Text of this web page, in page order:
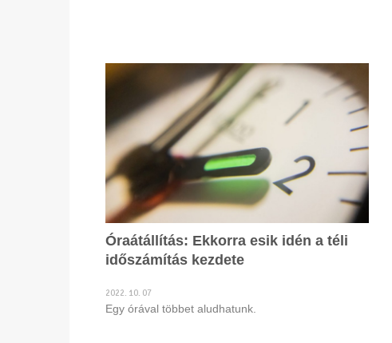
Óraátállítás: Ekkorra esik idén a téli
időszámítás kezdete
2022. 10. 07
Egy órával többet aludhatunk.